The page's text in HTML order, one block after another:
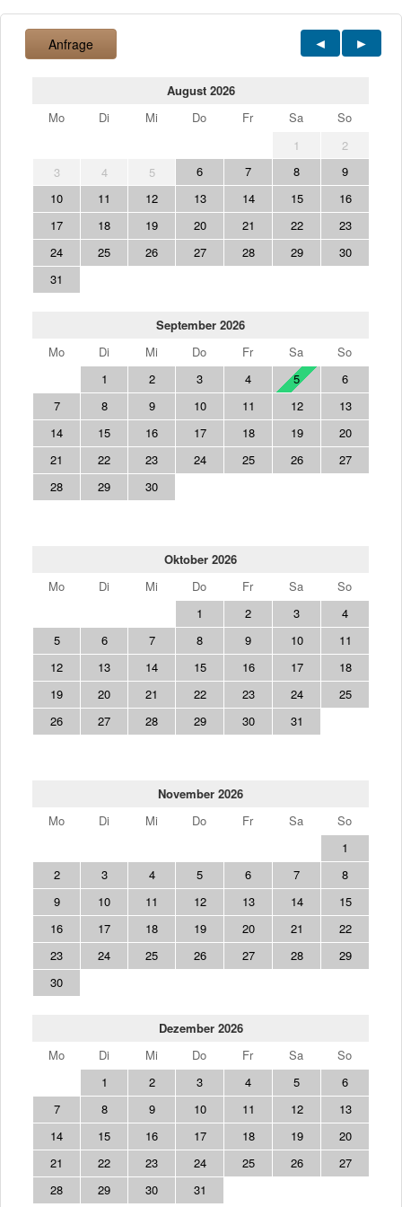
Anfrage
August 2026
Mo
Di Mi Do Fr Sa
So
1
2
3
4 5 6 7 8
9
10
11 12 13 14 15
16
17
18 19 20 21 22
23
24
25 26 27 28 29
30
31
September 2026
Mo
Di Mi Do Fr Sa
So
1
2 3 4 5
6
7
8 9 10 11 12
13
14
15 16 17 18 19
20
21
22 23 24 25 26
27
28
29 30
Oktober 2026
Mo
Di Mi Do Fr Sa
So
1
2 3
4
5
6 7 8 9 10
11
12
13 14 15 16 17
18
19
20 21 22 23 24
25
26
27 28 29 30 31
November 2026
Mo
Di Mi Do Fr Sa
So
1
2
3 4 5 6 7
8
9
10 11 12 13 14
15
16
17 18 19 20 21
22
23
24 25 26 27 28
29
30
Dezember 2026
Mo
Di Mi Do Fr Sa
So
1
2 3 4 5
6
7
8 9 10 11 12
13
14
15 16 17 18 19
20
21
22 23 24 25 26
27
28
29 30 31